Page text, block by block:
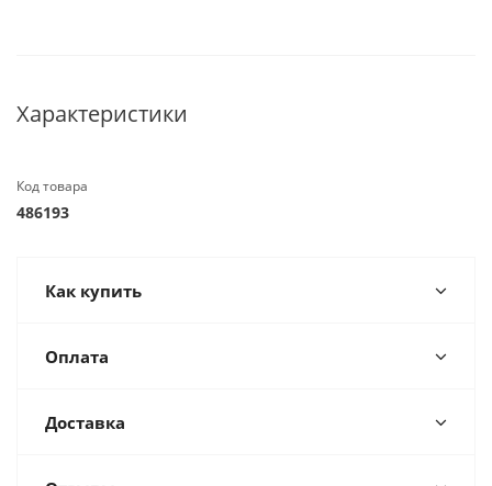
Характеристики
Код товара
486193
Как купить
Оплата
Доставка